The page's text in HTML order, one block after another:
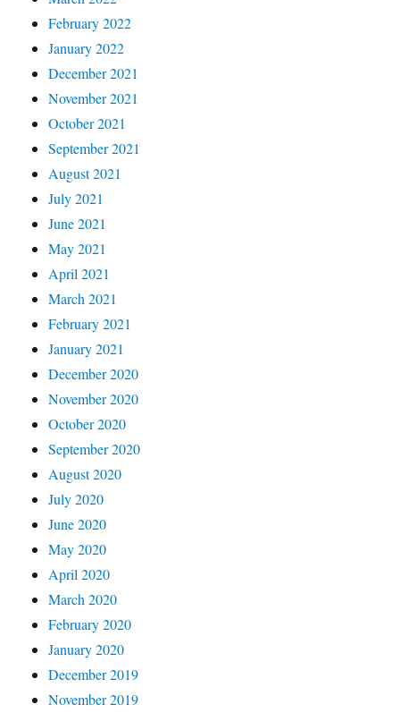
February 2022
January 2022
December 2021
November 2021
October 2021
September 2021
August 2021
July 2021
June 2021
May 2021
April 2021
March 2021
February 2021
January 2021
December 2020
November 2020
October 2020
September 2020
August 2020
July 2020
June 2020
May 2020
April 2020
March 2020
February 2020
January 2020
December 2019
November 2019